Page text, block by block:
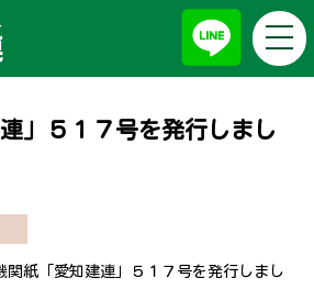
」５１７号を発行しまし
関紙「愛知建連」５１７号を発行しまし